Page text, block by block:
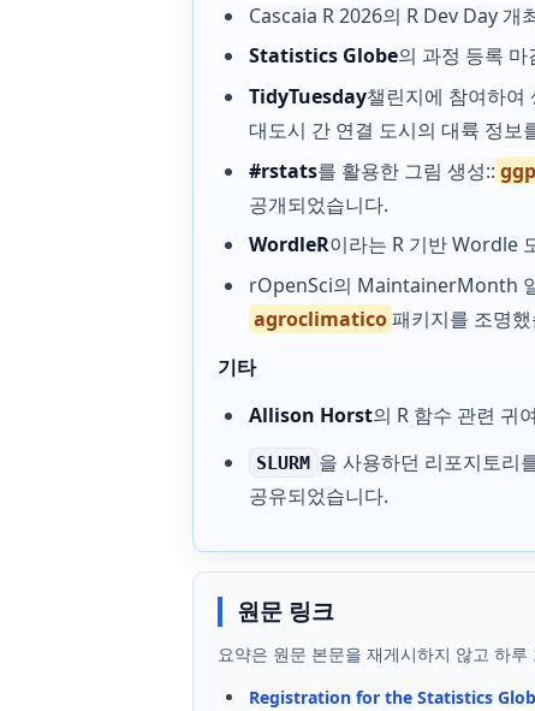
Cascaia R 2026의 R Dev Day
Statistics Globe의 과정 등록
TidyTuesday챌린지에 참여하여
대도시 간 연결 도시의 대륙 정보
#rstats를 활용한 그림 생성::
공개되었습니다.
WordleR이라는 R 기반 Wordle
rOpenSci의 MaintainerMonth
agroclimatico 패키지를 조명
기타
Allison Horst의 R 함수 관련 귀
SLURM 을 사용하던 리포지토리
공유되었습니다.
원문 링크
요약은 원문 본문을 재게시하지 않고 하
Registration for the Statistics